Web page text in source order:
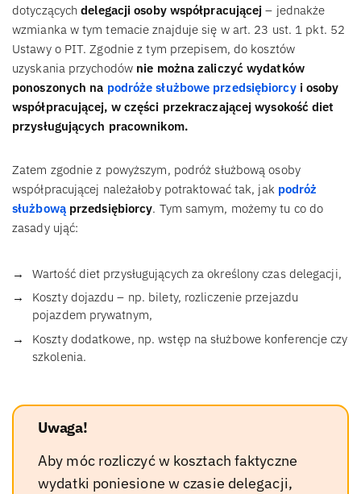
dotyczącychdelegacji osoby współpracującej– jednakże
wzmianka w tym temacie znajduje się w art. 23 ust. 1 pkt. 52
Ustawy o PIT. Zgodnie z tym przepisem, do kosztów
uzyskania przychodów nie można zaliczyć wydatków
ponoszonych na podróże służbowe przedsiębiorcyi osoby
współpracującej, w części przekraczającej wysokość diet
przysługujących pracownikom.
Zatem zgodnie z powyższym, podróż służbową osoby
współpracującej należałoby potraktować tak, jak podróż
służbową przedsiębiorcy. Tym samym, możemy tu co do
zasady ująć:
Wartość diet przysługujących za określony czas delegacji,
Koszty dojazdu – np. bilety, rozliczenie przejazdu
pojazdem prywatnym,
Koszty dodatkowe, np. wstęp na służbowe konferencje czy
szkolenia.
Uwaga!
Aby móc rozliczyć w kosztach faktyczne
wydatki poniesione w czasie delegacji,